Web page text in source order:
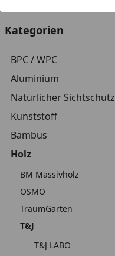
Kategorien
BPC / WPC
Aluminium
Natürlicher Sichtschutz
Kunststoff
Bambus
Holz
BM Massivholz
OSMO
TraumGarten
T&J
T&J LABO